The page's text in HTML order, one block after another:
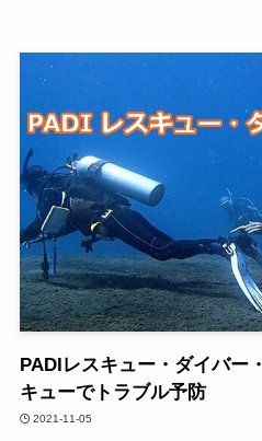
PADIレスキュー・ダイバー
キューでトラブル予防
2021-11-05